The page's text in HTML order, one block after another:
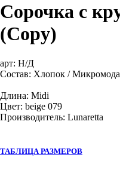
Сорочка с
(Copy)
арт: Н/Д
Состав: Хлопок /
Длина: Midi
Цвет: beige 079
Производитель: Lunaretta
ТАБЛИЦА РАЗМЕРОВ